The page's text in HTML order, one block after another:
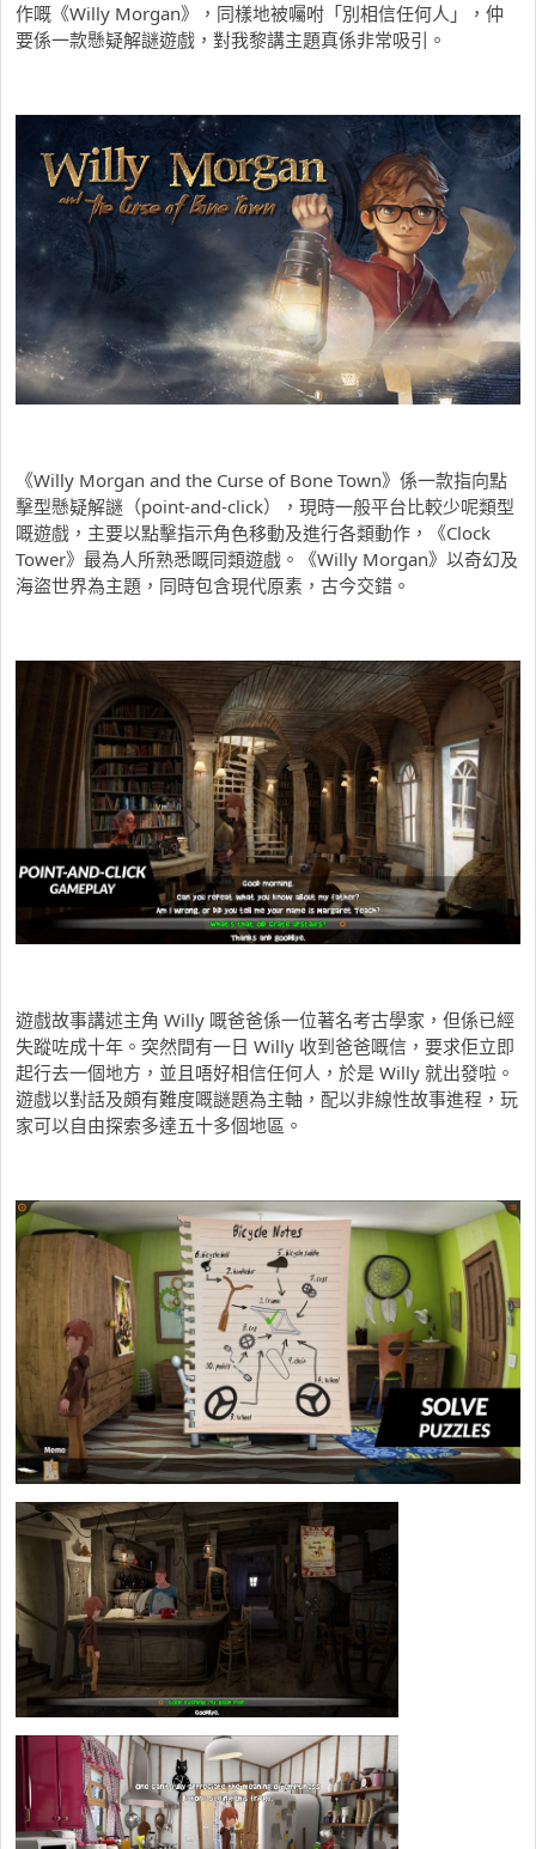
作嘅《Willy Morgan》，同樣地被囑咐「別相信任何人」，仲
要係一款懸疑解謎遊戲，對我黎講主題真係非常吸引。
《Willy Morgan and the Curse of Bone Town》係一款指向點
擊型懸疑解謎（point-and-click），現時一般平台比較少呢類型
嘅遊戲，主要以點擊指示角色移動及進行各類動作，《Clock
Tower》最為人所熟悉嘅同類遊戲。《Willy Morgan》以奇幻及
海盜世界為主題，同時包含現代原素，古今交錯。
遊戲故事講述主角 Willy 嘅爸爸係一位著名考古學家，但係已經
失蹤咗成十年。突然間有一日 Willy 收到爸爸嘅信，要求佢立即
起行去一個地方，並且唔好相信任何人，於是 Willy 就出發啦。
遊戲以對話及頗有難度嘅謎題為主軸，配以非線性故事進程，玩
家可以自由探索多達五十多個地區。